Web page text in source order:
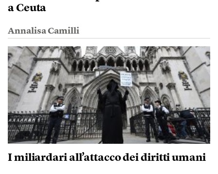
a Ceuta
Annalisa Camilli
I miliardari all’attacco dei diritti umani